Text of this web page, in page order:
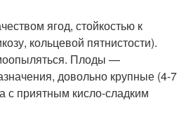
ягод, стойкостью к
кольцевой пятнистости).
Плоды —
довольно крупные (4-7
с приятным кисло-сладким